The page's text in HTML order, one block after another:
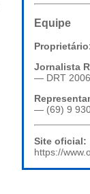
Equipe
Jornalista
— DRT
— (69) 9
Site oficial:
https://